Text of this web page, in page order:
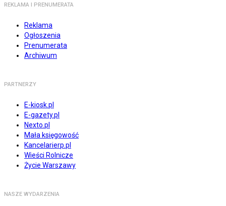
REKLAMA I PRENUMERATA
Reklama
Ogłoszenia
Prenumerata
Archiwum
PARTNERZY
E-kiosk.pl
E-gazety.pl
Nexto.pl
Mała księgowość
Kancelarierp.pl
Wieści Rolnicze
Życie Warszawy
NASZE WYDARZENIA